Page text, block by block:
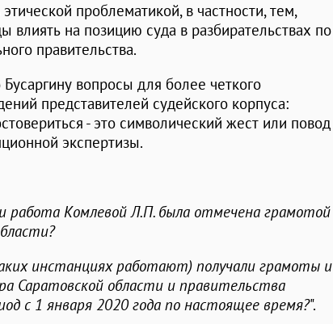
проблематикой, в частности, тем,
влиять на позицию суда в разбирательствах по
правительства.
вопросы для более четкого
представителей судейского корпуса:
- это символический жест или повод
экспертизы.
работа Комлевой Л.П. была отмечена грамотой
инстанциях работают) получали грамоты и
Саратовской области и правительства
с 1 января 2020 года по настоящее время?".